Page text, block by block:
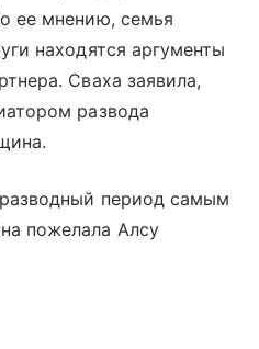
ее мнению, семья
находятся аргументы
Сваха заявила,
развода
период самым
пожелала Алсу